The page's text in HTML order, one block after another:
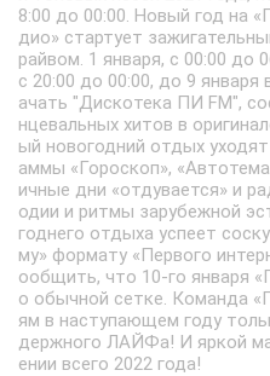
8:00 до 00:00. Новый год на
дио» стартует
райвом. 1 января, с 00:00 до
с 20:00 до 00:00, до 9
ачать "Дискотека ПИ FM",
нцевальных хитов в
ый новогодний отдых
аммы «Гороскоп»,
ичные дни «отдувается» и
одии и ритмы зарубежной
годнего отдыха успеет
му» формату «Первого
ообщить, что 10-го января
о обычной сетке. Команда
ям в наступающем году
держного ЛАЙФа! И яркой
ении всего 2022 года!